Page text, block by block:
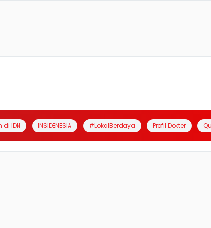
di IDN INSIDENESIA #LokalBerdaya Profil Dokter